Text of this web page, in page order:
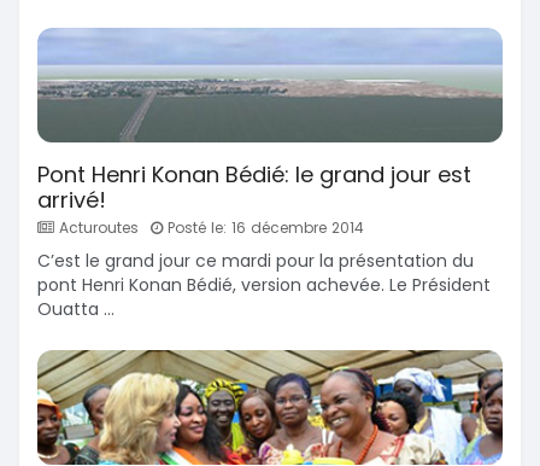
Pont Henri Konan Bédié: le grand jour est
arrivé!
Acturoutes Posté le: 16 décembre 2014
C’est le grand jour ce mardi pour la présentation du
pont Henri Konan Bédié, version achevée. Le Président
Ouatta ...